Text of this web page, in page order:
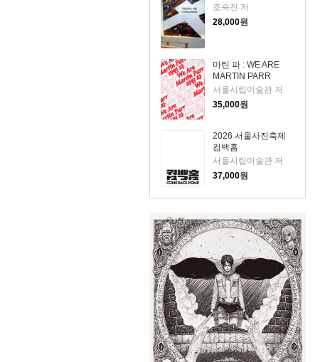
조숙진 저
28,000원
마틴 파 : WE ARE
MARTIN PARR
서울시립미술관 저
35,000원
2026 서울사진축제
컴백홈
서울시립미술관 저
37,000원